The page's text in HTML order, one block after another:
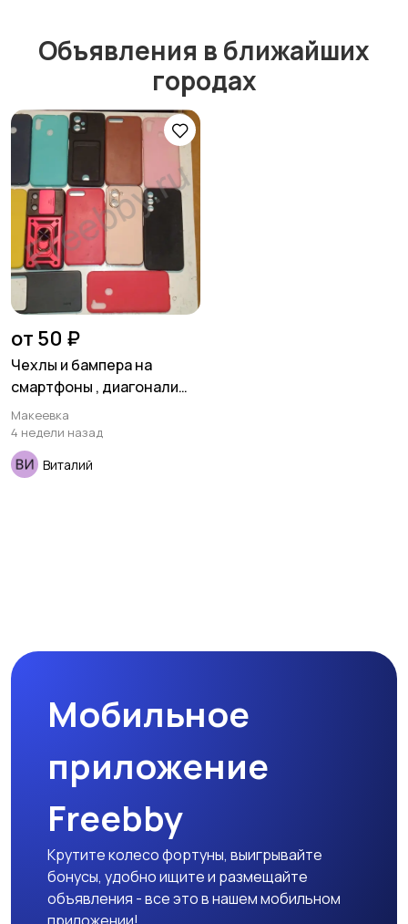
Объявления в ближайших
городах
от 50 ₽
Чехлы и бампера на
смартфоны , диагонали
4,5-6,0 , новые ,
неликвиды .
Макеевка
4 недели назад
Виталий
Мобильное
приложение
Freebby
Крутите колесо фортуны, выигрывайте
бонусы, удобно ищите и размещайте
объявления - все это в нашем мобильном